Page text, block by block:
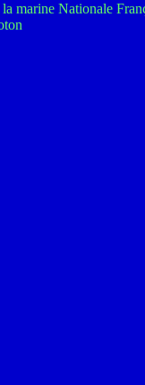
marine Nationale